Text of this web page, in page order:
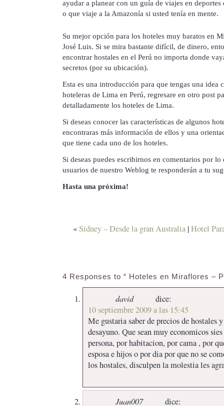
ayudar a planear con un guía de viajes en
o que viaje a la Amazonía si usted tenía en mente.
Su mejor opción para los hoteles muy baratos en
José Luis. Si se mira bastante difícil, de dinero,
encontrar hostales en el Perú no importa donde
secretos (por su ubicación).
Esta es una introducción para que tengas una idea
hoteleras de Lima en Perú, regresare en otro post
detalladamente los hoteles de Lima.
Si deseas conocer las características de algunos
encontraras más información de ellos y una
que tiene cada uno de los hoteles.
Si deseas puedes escribirnos en comentarios por
usuarios de nuestro Weblog te responderán a tu
Hasta una próxima!
«Sídney – Desde la gran Australia|Hotel
4 Responses to “ Hoteles en Miraflores –
david
dice:
10 septiembre 2009 a las 15:45
Me gustaria saber de precios de hostales
desayuno. Que sean muy economicos
persona, por habitacion, por cama , por
esposa e hijos o por dia por que no se
los hostales, disculpen la molestia les
Juan007 dice: